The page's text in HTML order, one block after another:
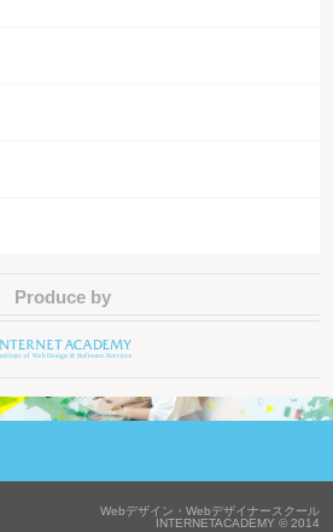
Produce by
Webデザイン・Webデザイナースクール
INTERNETACADEMY © 2014